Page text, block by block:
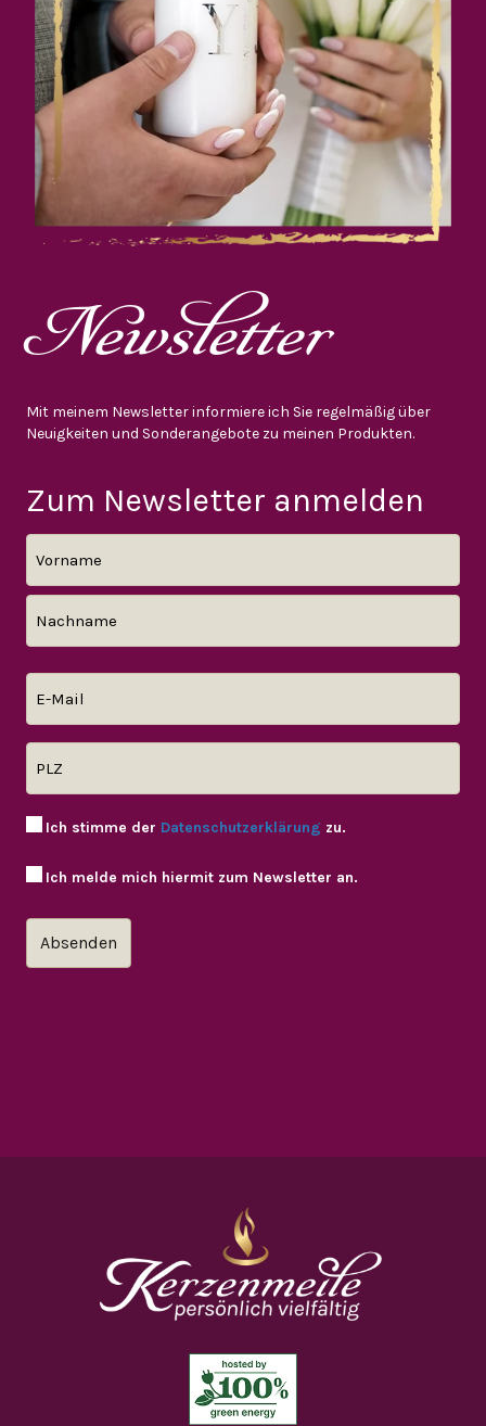
Newsletter
Mit meinem Newsletter informiere ich Sie regelmäßig über
Neuigkeiten und Sonderangebote zu meinen Produkten.
Zum Newsletter anmelden
Ich stimme der Datenschutzerklärung zu.
Ich melde mich hiermit zum Newsletter an.